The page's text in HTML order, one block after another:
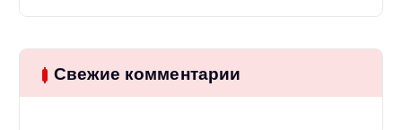
Свежие комментарии